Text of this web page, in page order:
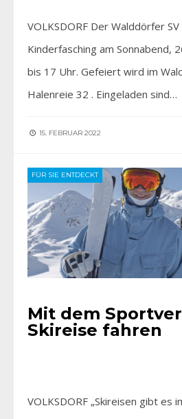
VOLKSDORF Der Walddörfer
Kinderfasching am Sonnabend,
bis 17 Uhr. Gefeiert wird im
Halenreie 32 . Eingeladen sind…
15. FEBRUAR 2022
FÜR SIE ENTDECKT
Mit dem
Skireise fahren
VOLKSDORF „Skireisen gibt es